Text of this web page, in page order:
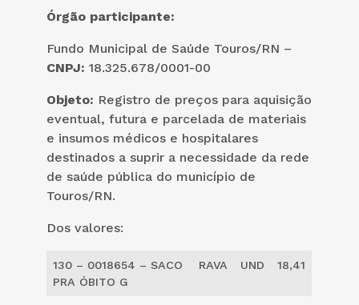
Órgão participante:
Fundo Municipal de Saúde Touros/RN –
CNPJ: 18.325.678/0001-00
Objeto: Registro de preços para aquisição
eventual, futura e parcelada de materiais
e insumos médicos e hospitalares
destinados a suprir a necessidade da rede
de saúde pública do município de
Touros/RN.
Dos valores:
130 – 0018654 – SACO
PRA ÓBITO G
RAVA UND 18,41